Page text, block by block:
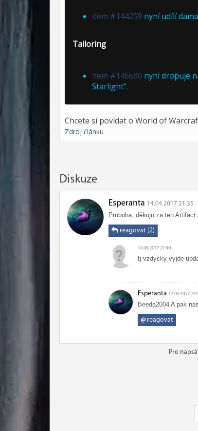
item #144259 nyní udílí
Tailoring
item #146680 nyní dropuje
Starlight".
Chcete si povídat o World of
Zdroj článku
Diskuze
Esperanta 14.04.2017 21:35
Proboha, děkuju za ten
reagovat (2)
14.04.2017 21:40
tj vzdycky vyjde
Esperanta 17.04.2017
Beeda2004 A pak
@reagovat
Pro